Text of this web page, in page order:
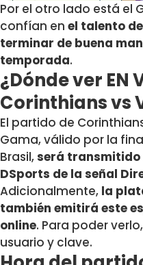
Por el otro lado está el
confían en el talento de
terminar de buena
temporada.
¿Dónde ver EN
Corinthians vs
El partido de
Gama, válido por la
Brasil,será transmitido
DSports de la señal
Adicionalmente, la
también emitirá este
online. Para poder
usuario y clave.